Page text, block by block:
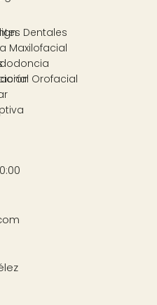
Dentales
Maxilofacial
Orofacial